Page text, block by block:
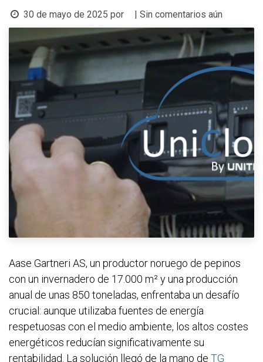
30 de mayo de 2025 por | Sin comentarios aún
Aase Gartneri AS, un productor noruego de pepinos
con un invernadero de 17.000 m² y una producción
anual de unas 850 toneladas, enfrentaba un desafío
crucial: aunque utilizaba fuentes de energía
respetuosas con el medio ambiente, los altos costes
energéticos reducían significativamente su
rentabilidad. La solución llegó de la mano de TG